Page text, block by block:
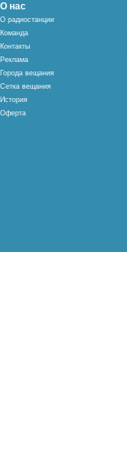
О нас
О радиостанции
Команда
Контакты
Реклама
Города вещания
Сетка вещания
История
Оферта